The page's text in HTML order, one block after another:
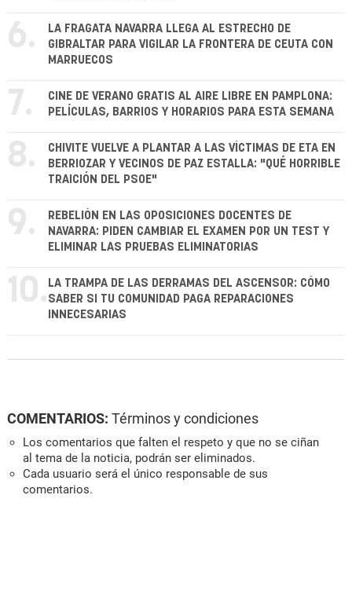
6.
LA FRAGATA NAVARRA LLEGA AL ESTRECHO DE
GIBRALTAR PARA VIGILAR LA FRONTERA DE CEUTA CON
MARRUECOS
7.
CINE DE VERANO GRATIS AL AIRE LIBRE EN PAMPLONA:
PELÍCULAS, BARRIOS Y HORARIOS PARA ESTA SEMANA
8.
CHIVITE VUELVE A PLANTAR A LAS VÍCTIMAS DE ETA EN
BERRIOZAR Y VECINOS DE PAZ ESTALLA: "QUÉ HORRIBLE
TRAICIÓN DEL PSOE"
9.
REBELIÓN EN LAS OPOSICIONES DOCENTES DE
NAVARRA: PIDEN CAMBIAR EL EXAMEN POR UN TEST Y
ELIMINAR LAS PRUEBAS ELIMINATORIAS
10. LA TRAMPA DE LAS DERRAMAS DEL ASCENSOR: CÓMO
SABER SI TU COMUNIDAD PAGA REPARACIONES
INNECESARIAS
COMENTARIOS: Términos y condiciones
Los comentarios que falten el respeto y que no se ciñan
al tema de la noticia, podrán ser eliminados.
Cada usuario será el único responsable de sus
comentarios.